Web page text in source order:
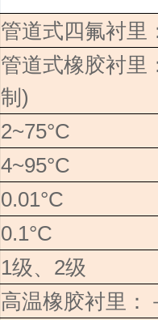
管道式四氟衬里
管道式橡胶衬里
制 )
2~75°C
4~95°C
0.01°C
0.1°C
1级、 2级
高温橡胶衬里：